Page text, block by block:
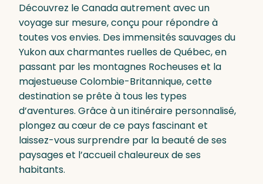
Découvrez le Canada autrement avec un
voyage sur mesure, conçu pour répondre à
toutes vos envies. Des immensités sauvages du
Yukon aux charmantes ruelles de Québec, en
passant par les montagnes Rocheuses et la
majestueuse Colombie-Britannique, cette
destination se prête à tous les types
d’aventures. Grâce à un itinéraire personnalisé,
plongez au cœur de ce pays fascinant et
laissez-vous surprendre par la beauté de ses
paysages et l’accueil chaleureux de ses
habitants.